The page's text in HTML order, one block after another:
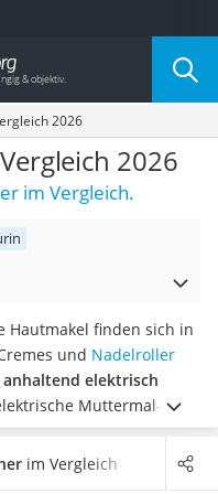
2026
2026
im Vergleich.
Hautmakel finden sich in
und Nadelroller
anhaltend elektrisch
Muttermal-
laut diversen Tests im
zu Hause behandeln
im Vergleich